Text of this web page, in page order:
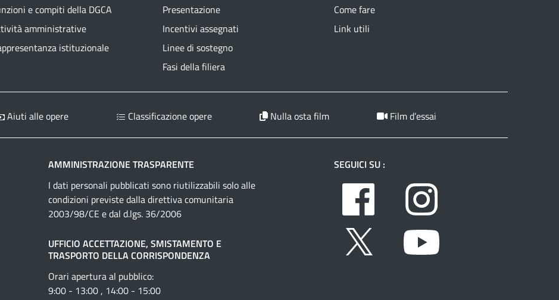
e compiti della DGCA
amministrative
istituzionale
Presentazione
Incentivi assegnati
Linee di sostegno
Fasi della filiera
Come fare
Link utili
Aiuti alle opere Classificazione opere Nulla osta film Film d’essai
AMMINISTRAZIONE TRASPARENTE
I dati personali pubblicati sono riutilizzabili solo alle
condizioni previste dalla direttiva comunitaria
2003/98/CE e dal d.lgs. 36/2006
UFFICIO ACCETTAZIONE, SMISTAMENTO E
TRASPORTO DELLA CORRISPONDENZA
Orari apertura al pubblico:
9:00 - 13:00 , 14:00 - 15:00
SEGUICI SU :
Facebook
Twitter